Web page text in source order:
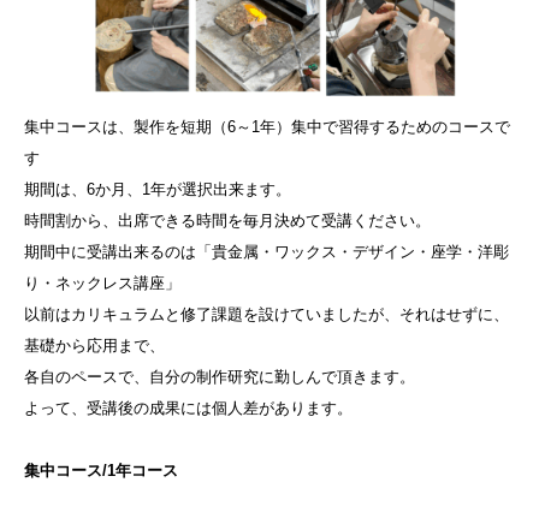
集中コースは、製作を短期（6～1年）集中で習得するためのコースで
す
期間は、6か月、1年が選択出来ます。
時間割から、出席できる時間を毎月決めて受講ください。
期間中に受講出来るのは「貴金属・ワックス・デザイン・座学・洋彫
り・ネックレス講座」
以前はカリキュラムと修了課題を設けていましたが、それはせずに、
基礎から応用まで、
各自のペースで、自分の制作研究に勤しんで頂きます。
よって、受講後の成果には個人差があります。
集中コース/1年コース